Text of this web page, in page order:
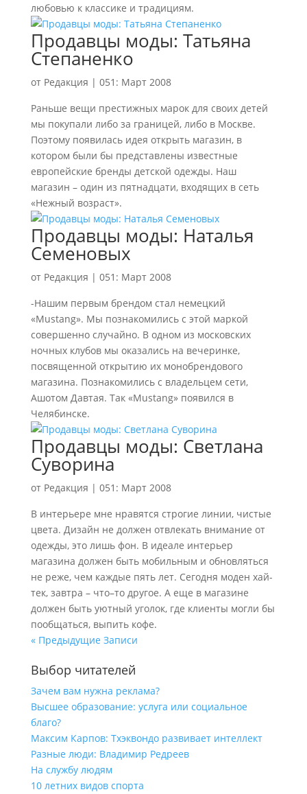
любовью к классике и традициям.
Продавцы моды: Татьяна
Степаненко
от Редакция | 051: Март 2008
Раньше вещи престижных марок для своих детей
мы покупали либо за границей, либо в Москве.
Поэтому появилась идея открыть магазин, в
котором были бы представлены известные
европейские бренды детской одежды. Наш
магазин – один из пятнадцати, входящих в сеть
«Нежный возраст».
Продавцы моды: Наталья
Семеновых
от Редакция | 051: Март 2008
-Нашим первым брендом стал немецкий
«Mustang». Мы познакомились с этой маркой
совершенно случайно. В одном из московских
ночных клубов мы оказались на вечеринке,
посвященной открытию их монобрендового
магазина. Познакомились с владельцем сети,
Ашотом Давтая. Так «Mustang» появился в
Челябинске.
Продавцы моды: Светлана
Суворина
от Редакция | 051: Март 2008
В интерьере мне нравятся строгие линии, чистые
цвета. Дизайн не должен отвлекать внимание от
одежды, это лишь фон. В идеале интерьер
магазина должен быть мобильным и обновляться
не реже, чем каждые пять лет. Сегодня моден хай-
тек, завтра – что–то другое. А еще в магазине
должен быть уютный уголок, где клиенты могли бы
пообщаться, выпить кофе.
« Предыдущие Записи
Выбор читателей
Зачем вам нужна реклама?
Высшее образование: услуга или социальное
благо?
Максим Карпов: Тхэквондо развивает интеллект
Разные люди: Владимир Редреев
На службу людям
10 летних видов спорта